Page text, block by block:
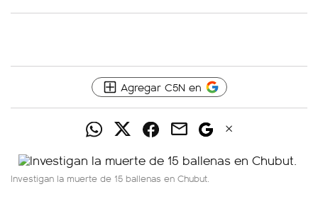
Agregar C5N en
Investigan la muerte de 15 ballenas en Chubut.